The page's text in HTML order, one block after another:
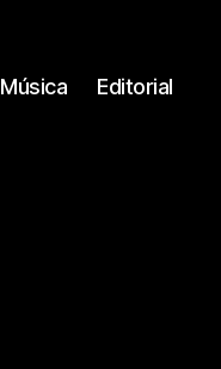
Música Editorial